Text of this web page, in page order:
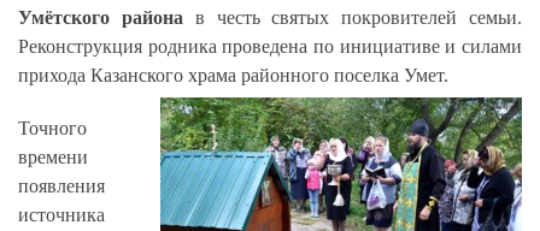
Умётского района в честь святых покровителей семьи.
Реконструкция родника проведена по инициативе и силами
прихода Казанского храма районного поселка Умет.
Точного
времени
появления
источника